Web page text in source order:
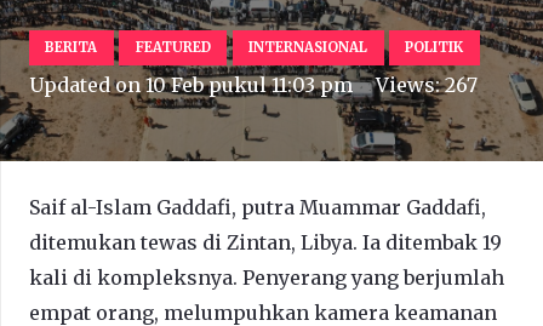
BERITA FEATURED INTERNASIONAL POLITIK
Updated on10 Feb pukul 11:03 pm Views:267
Saif al-Islam Gaddafi, putra Muammar Gaddafi,
ditemukan tewas di Zintan, Libya. Ia ditembak 19
kali di kompleksnya. Penyerang yang berjumlah
empat orang, melumpuhkan kamera keamanan